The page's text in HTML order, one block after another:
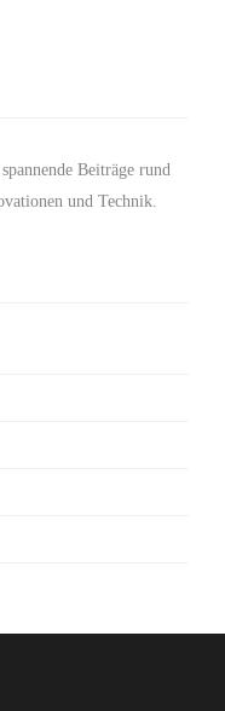
Beiträge rund
und Technik.